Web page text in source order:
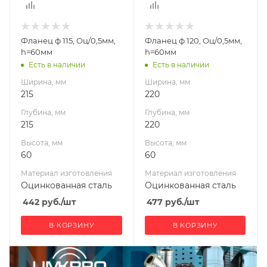
Материал
Оцинкованная
сталь
Диаметр дымохода,
115
УМК
Фланец ф 115, Оц/0,5мм,
h=60мм
Есть в наличии
Ширина, мм
215
Глубина, мм
215
Высота, мм
60
Материал изготовления
Оцинкованная сталь
442 руб./шт
В КОРЗИНУ
Материал
Оцинкованная
сталь
Диаметр дымохода,
120
УМК
Фланец ф 120, Оц/0,5мм,
h=60мм
Есть в наличии
Ширина, мм
220
Глубина, мм
220
Высота, мм
60
Материал изготовления
Оцинкованная сталь
477руб./шт
В КОРЗИНУ